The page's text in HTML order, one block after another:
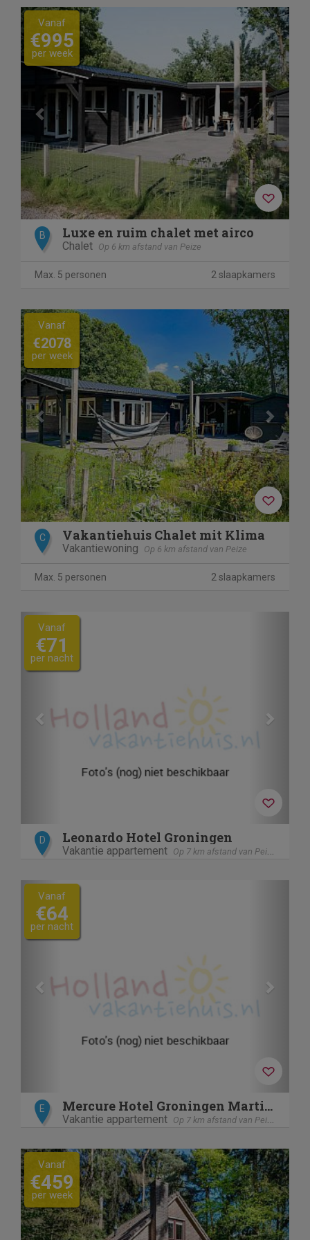
Previous Next
Vanaf
€995
per week
B Luxe en ruim chalet met airco
Chalet Op 6 km afstand van Peize
Max. 5 personen 2 slaapkamers
Previous Next
Vanaf
€2078
per week
C Vakantiehuis Chalet mit Klima
Vakantiewoning Op 6 km afstand van Peize
Max. 5 personen 2 slaapkamers
Previous
Vanaf
€71
per nacht
D Leonardo Hotel Groningen
Vakantie appartement Op 7 km afstand van Peize
Previous
Vanaf
€64
per nacht
E Mercure Hotel Groningen Martiniplaza
Vakantie appartement Op 7 km afstand van Peize
Previous Next
Vanaf
€459
per week